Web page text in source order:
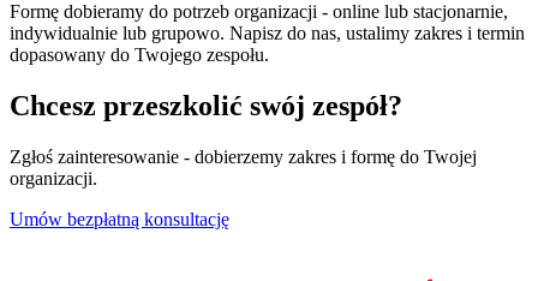
Formę dobieramy do potrzeb organizacji - online lub stacjonarnie,
indywidualnie lub grupowo. Napisz do nas, ustalimy zakres i termin
dopasowany do Twojego zespołu.
Chcesz przeszkolić swój zespół?
Zgłoś zainteresowanie - dobierzemy zakres i formę do Twojej
organizacji.
Umów bezpłatną konsultację